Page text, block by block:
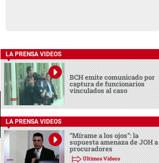
LA PRENSA VIDEOS
BCH emite comunicado por
captura de funcionarios
vinculados al caso
LA PRENSA VIDEOS
“Mírame a los ojos”: la
supuesta amenaza de JOH a
procuradores
Últimos Videos